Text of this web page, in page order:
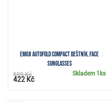
Emoji AutoFold Compact deštník, Face
Sunglasses
Skladem 1ks
599 Kč
422 Kč